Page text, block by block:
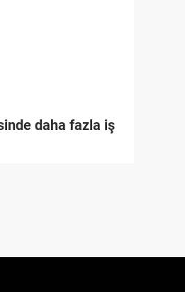
daha fazla iş